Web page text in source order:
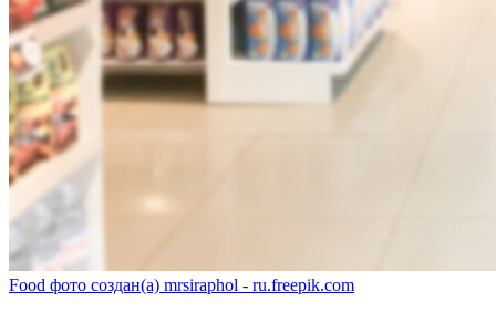
Food фото создан(а) mrsiraphol - ru.freepik.com